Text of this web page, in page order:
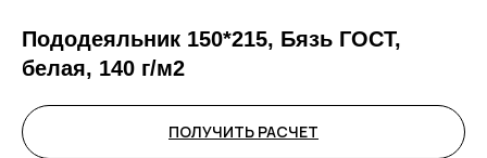
Пододеяльник 150*215, Бязь ГОСТ,
белая, 140 г/м2
ПОЛУЧИТЬ РАСЧЕТ